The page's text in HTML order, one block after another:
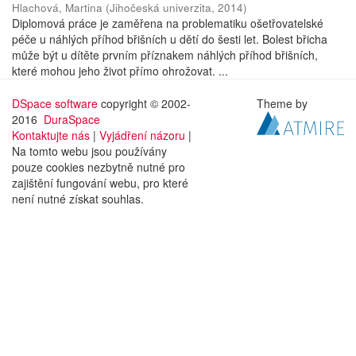
Hlachová, Martina (Jihočeská univerzita, 2014)
Diplomová práce je zaměřena na problematiku ošetřovatelské
péče u náhlých příhod břišních u dětí do šesti let. Bolest břicha
může být u dítěte prvním příznakem náhlých příhod břišních,
které mohou jeho život přímo ohrožovat. ...
DSpace software copyright © 2002-
2016 DuraSpace
Kontaktujte nás | Vyjádření názoru |
Na tomto webu jsou používány
pouze cookies nezbytně nutné pro
zajištění fungování webu, pro které
není nutné získat souhlas.
Theme by